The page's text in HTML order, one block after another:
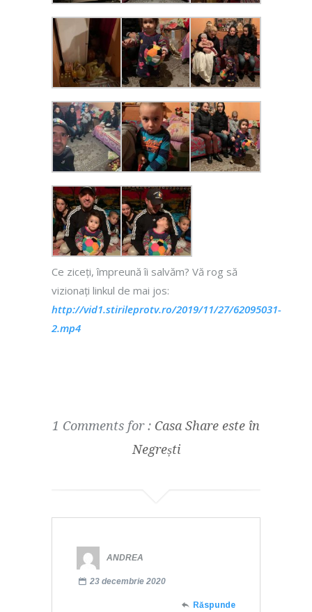
Ce ziceți, împreună îi salvăm? Vă rog să
vizionați linkul de mai jos:
http://vid1.stirileprotv.ro/2019/11/27/62095031-
2.mp4
1 Comments for : Casa Share este în
Negrești
ANDREA
23 decembrie 2020
Răspunde